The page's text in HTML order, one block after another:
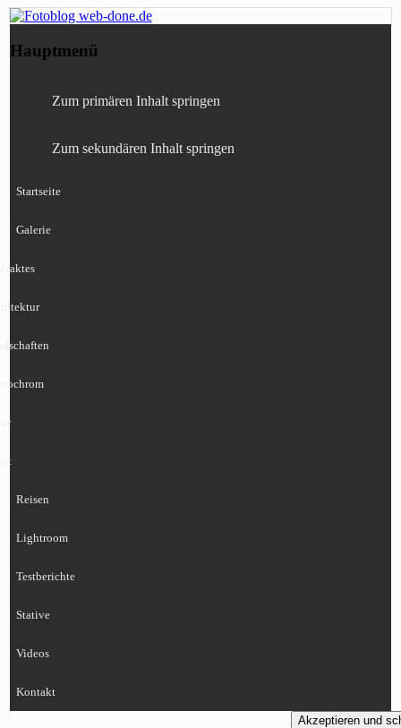
Fotoblog web-done.de
Canon, Nikon, Sony
Hauptmenü
Zum primären Inhalt springen
Zum sekundären Inhalt springen
Startseite
Galerie
Reisen
Lightroom
Testberichte
Stative
Videos
Kontakt